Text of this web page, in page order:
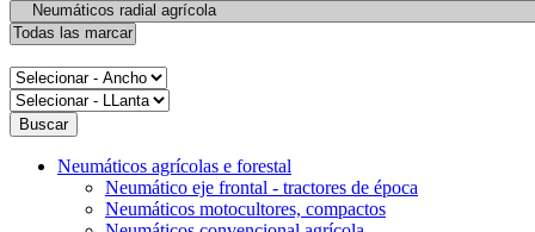
Neumáticos agrícolas e forestal
Neumático eje frontal - tractores de época
Neumáticos motocultores, compactos